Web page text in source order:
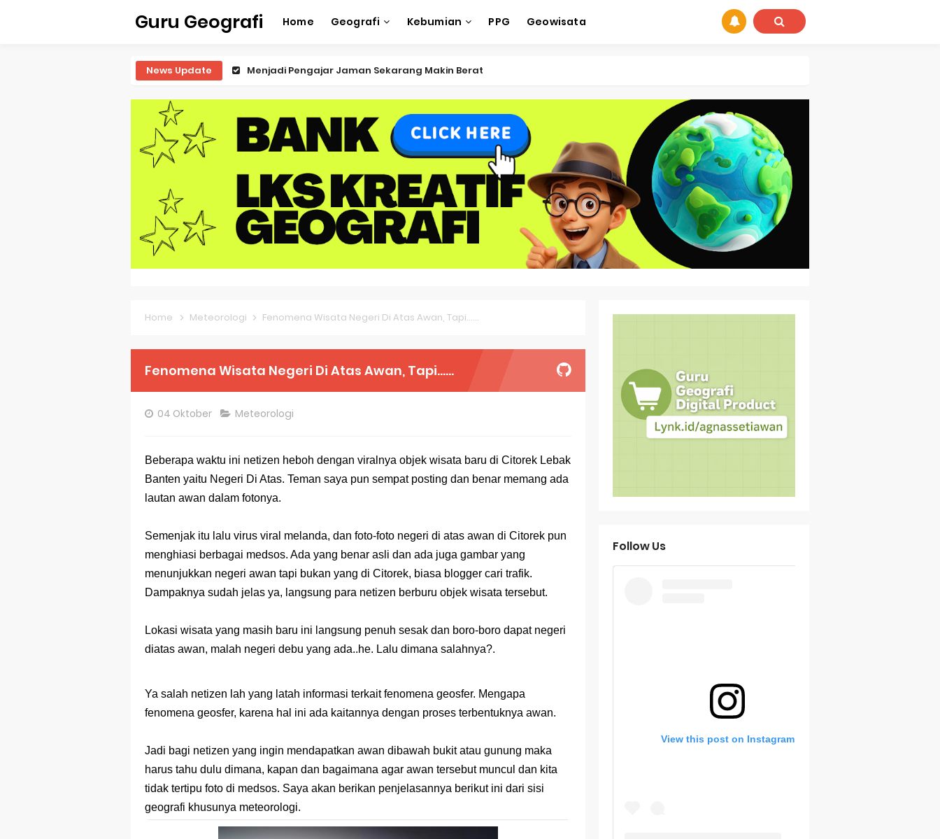
Guru Geografi Home Geografi Kebumian PPG Geowisata
News Update Menjadi Pengajar Jaman Sekarang Makin Berat
Latihan Prediksi Soal OSK Geografi 2026 Part Geografi Ekonomi
Latihan Prediksi Soal OSK Geografi 2026 Part Geografi Pertanian
Latihan Prediksi Soal OSK Geografi 2026 Part Geografi Budaya
Latihan Prediksi Soal OSK Geografi 2026 Part Dinamika Kota
Pembahasan Soal OSN-K Geografi 2025 No 51-55
Pembahasan Soal OSN-K Geografi 2025 No 46-50
Pembahasan Soal OSN-K Geografi 2025 No 26-30
Pembahasan Soal OSN-K Geografi 2025 No 21-25
Pembahasan Soal OSN-K Geografi 2025 No 16-20
Pembahasan Soal OSN-K Geografi 2025 No 6-10
Bocoran 150 Bank Soal Dasar OSN Geografi 2026 Part 1 [Wajib Baca]
Bencana Banjir Bandang di Sumatra Salah Manusia
Gratis, Pre Test Online Calon Pejuang OSN Geografi 2026
50 Latihan Prediksi Soal TKA Sosiologi 2025 + Kunci
Prediksi Soal TKA Geografi Topik Konsep Geografi + Kunci
STOP Belajar Geografi Pakai Cara Lama! 😤 TKA 2025 Beda Level. Kuasai 150 Bank Soal HOTS Sekarang!
Ebook Prediksi 150 Soal TKA Geografi 2025 + Kunci Jawaban
3 Jurus Sakti Menaklukkan Soal TKA Geografi [Wajib Baca]
Home Meteorologi Fenomena Wisata Negeri Di Atas Awan, Tapi......
Fenomena Wisata Negeri Di Atas Awan, Tapi......
04 Oktober Meteorologi
Beberapa waktu ini netizen heboh dengan viralnya objek wisata baru di Citorek Lebak
Banten yaitu Negeri Di Atas. Teman saya pun sempat posting dan benar memang ada
lautan awan dalam fotonya.
Semenjak itu lalu virus viral melanda, dan foto-foto negeri di atas awan di Citorek pun
menghiasi berbagai medsos. Ada yang benar asli dan ada juga gambar yang
menunjukkan negeri awan tapi bukan yang di Citorek, biasa blogger cari trafik.
Dampaknya sudah jelas ya, langsung para netizen berburu objek wisata tersebut.
Lokasi wisata yang masih baru ini langsung penuh sesak dan boro-boro dapat negeri
diatas awan, malah negeri debu yang ada..he. Lalu dimana salahnya?.
Ya salah netizen lah yang latah informasi terkait fenomena geosfer. Mengapa
fenomena geosfer, karena hal ini ada kaitannya dengan proses terbentuknya awan.
Jadi bagi netizen yang ingin mendapatkan awan dibawah bukit atau gunung maka
harus tahu dulu dimana, kapan dan bagaimana agar awan tersebut muncul dan kita
tidak tertipu foto di medsos. Saya akan berikan penjelasannya berikut ini dari sisi
geografi khusunya meteorologi.
Follow Us
View this post on Instagram